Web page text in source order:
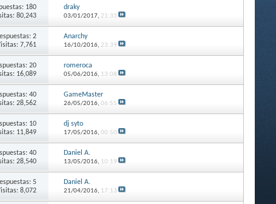
180
80,243
draky
03/01/2017, 21:33
2
7,761
Anarchy
16/10/2016, 23:39
20
16,089
romeroca
05/06/2016, 13:08
40
28,562
GameMaster
26/05/2016, 06:55
10
11,849
dj syto
17/05/2016, 00:50
40
28,540
Daniel A.
13/05/2016, 10:19
5
8,072
Daniel A.
21/04/2016, 17:13